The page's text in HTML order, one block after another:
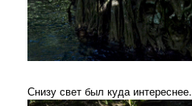
Снизу свет был куда интереснее.